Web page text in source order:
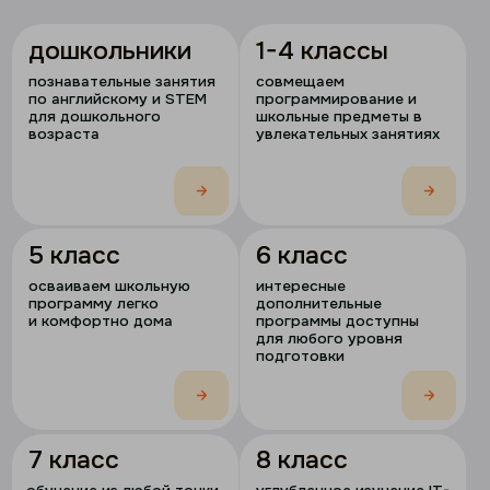
узнать подробнее
быстрее
гос.лицензия
обучение экстерном
почему